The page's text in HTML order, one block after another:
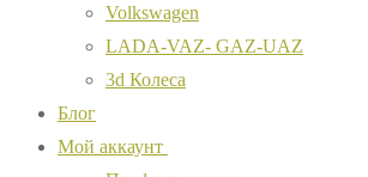
Volkswagen
LADA-VAZ- GAZ-UAZ
3d Колеса
Блог
Мой аккаунт